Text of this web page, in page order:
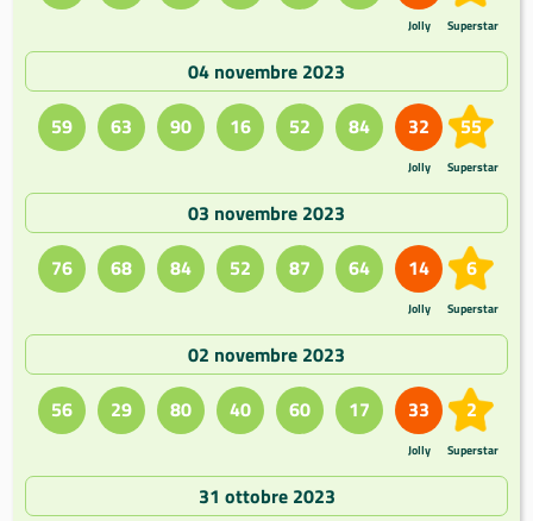
Jolly Superstar
04 novembre 2023
59
63 90 16 52 84 32
Jolly
55
Superstar
03 novembre 2023
76
68 84 52 87 64 14
Jolly
6
Superstar
02 novembre 2023
56
29 80 40 60 17 33
Jolly
2
Superstar
31 ottobre 2023